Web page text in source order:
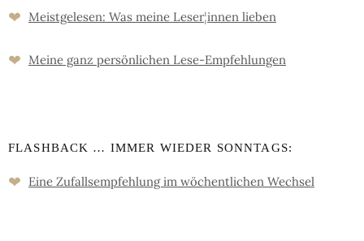
❤ Meistgelesen: Was meine Leser¦innen lieben
❤ Meine ganz persön­lichen Lese-Empfeh­lungen
FLASHBACK … IMMER WIEDER SONNTAGS:
❤ Eine Zufalls­empfehlung im wöchent­lichen Wechsel